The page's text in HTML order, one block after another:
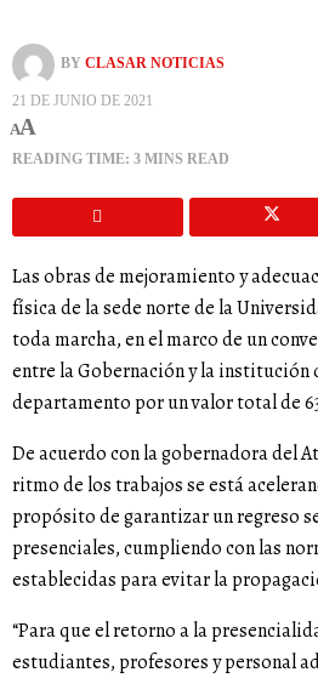
BY CLASAR NOTICIAS
21 DE JUNIO DE 2021
AA
READING TIME: 3 MINS READ
Las obras de mejoramiento y
física de la sede norte de la
toda marcha, en el marco de un
entre la Gobernación y la institución
departamento por un valor total de
De acuerdo con la gobernadora del
ritmo de los trabajos se está
propósito de garantizar un regreso
presenciales, cumpliendo con las
establecidas para evitar la
“Para que el retorno a la
estudiantes, profesores y personal